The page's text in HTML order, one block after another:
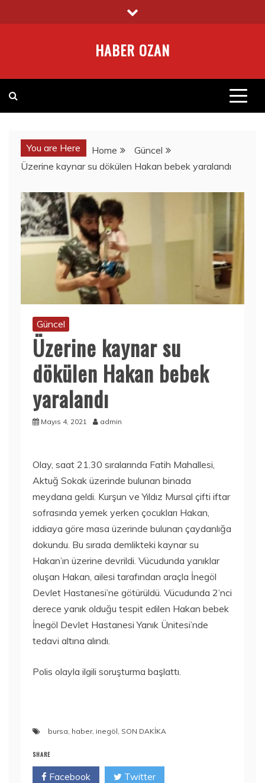
to
HABER OZAN
You are Here Home
Güncel
Üzerine kaynar su dökülen Hakan bebek yaralandı
Güncel
Üzerine kaynar su
dökülen Hakan bebek
yaralandı
Mayıs 4, 2021 admin
Olay, saat 21.30 sıralarında Fatih Mahallesi,
Aktuğ Sokak üzerinde bulunan binada
meydana geldi. Kurşun ve Yıldız Mursal çifti iftar
sofrasında yemek yerken çocukları Hakan,
iddiaya göre masa üzerinde bulunan çaydanlığa
dokundu. Bu sırada demlikteki kaynar su
Hakan’ın üzerine devrildi. Vücudunda yanıklar
oluşan Hakan, ailesi tarafından araçla İnegöl
Devlet Hastanesi’ne götürüldü. Vücudunda 2’nci
derece yanık olduğu tespit edilen Hakan bebek
İnegöl Devlet Hastanesi Yanık Ünitesi’nde
tedavi altına alındı.
Polis olayla ilgili soruşturma başlattı.
bursa, haber, inegöl, SON DAKİKA
SHARE
Facebook Twitter